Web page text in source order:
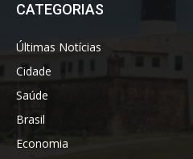
CATEGORIAS
Últimas Notícias
Cidade
Saúde
Brasil
Economia